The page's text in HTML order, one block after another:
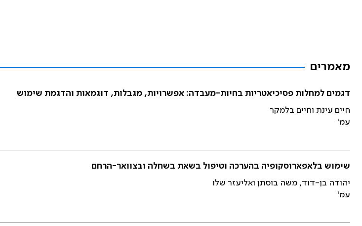
מאמרים
דגמים למחלות פסיכיאטריות בחיות-מעבדה: אפשרויות, מגבלות, דוגמאות והדגמת שימוש
חיים עינת וחיים בלמקר
עמ'
שימוש בלאפארוסקופיה בהערכה וטיפול בשאת בשחלה ובצוואר-הרחם
יהודה בן-דוד, משה בוסתן ואליעזר שלו
עמ'